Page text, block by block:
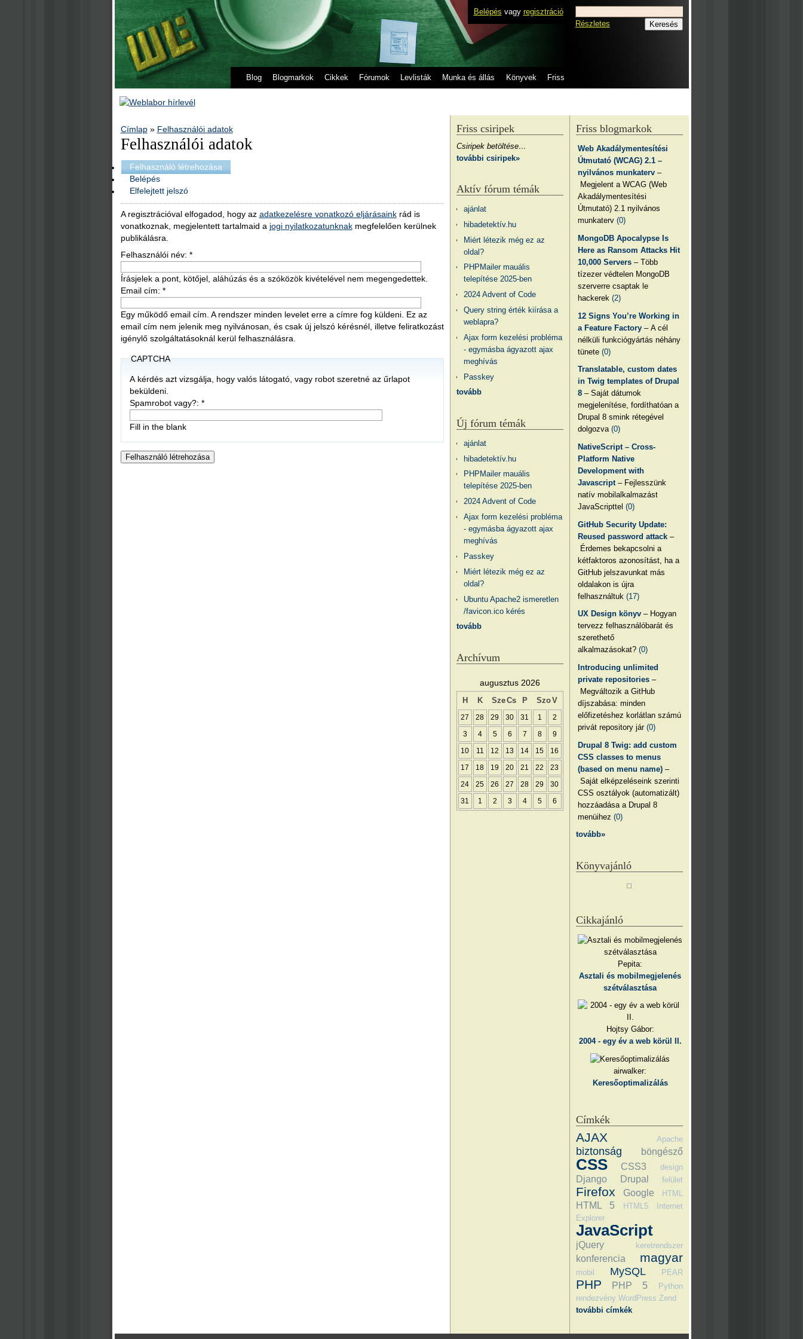
Belépés vagy regisztráció
Blog Blogmarkok Cikkek Fórumok Levlisták Munka és állás Könyvek Friss
Részletes
Címlap» Felhasználói adatok
Felhasználói adatok
Felhasználó létrehozása
Belépés
Elfelejtett jelszó
A regisztrációval elfogadod, hogy az adatkezelésre vonatkozó eljárásainkrád is
vonatkoznak, megjelentett tartalmaid a jogi nyilatkozatunknakmegfelelően kerülnek
publikálásra.
Felhasználói név: *
Írásjelek a pont, kötőjel, aláhúzás és a szóközök kivételével nem megengedettek.
Email cím: *
Egy működő email cím. A rendszer minden levelet erre a címre fog küldeni. Ez az
email cím nem jelenik meg nyilvánosan, és csak új jelszó kérésnél, illetve feliratkozást
igénylő szolgáltatásoknál kerül felhasználásra.
CAPTCHA
A kérdés azt vizsgálja, hogy valós látogató, vagy robot szeretné az űrlapot
beküldeni.
Spamrobot vagy?: *
Fill in the blank
Friss blogmarkok
Web Akadálymentesítési
Útmutató (WCAG) 2.1 –
nyilvános munkaterv –
Megjelent a WCAG (Web
Akadálymentesítési
Útmutató) 2.1 nyilvános
munkaterv(0)
MongoDB Apocalypse Is
Here as Ransom Attacks Hit
10,000 Servers – Több
tízezer védtelen MongoDB
szerverre csaptak le
hackerek(2)
12 Signs You’re Working in
a Feature Factory – A cél
nélküli funkciógyártás néhány
tünete(0)
Translatable, custom dates
in Twig templates of Drupal
8 – Saját dátumok
megjelenítése, fordíthatóan a
Drupal 8 smink rétegével
dolgozva(0)
NativeScript – Cross-
Platform Native
Development with
Javascript – Fejlesszünk
natív mobilalkalmazást
JavaScripttel(0)
GitHub Security Update:
Reused password attack –
Érdemes bekapcsolni a
kétfaktoros azonosítást, ha a
GitHub jelszavunkat más
oldalakon is újra
felhasználtuk(17)
UX Design könyv – Hogyan
tervezz felhasználóbarát és
szerethető
alkalmazásokat?(0)
Introducing unlimited
private repositories –
Megváltozik a GitHub
díjszabása: minden
előfizetéshez korlátlan számú
privát repository jár(0)
Drupal 8 Twig: add custom
CSS classes to menus
(based on menu name) –
Saját elképzeléseink szerinti
CSS osztályok (automatizált)
hozzáadása a Drupal 8
menüihez(0)
tovább»
Könyvajánló
Cikkajánló
Pepita:
Asztali és mobilmegjelenés
szétválasztása
Hojtsy Gábor:
2004 - egy év a web körül II.
airwalker:
Keresőoptimalizálás
Címkék
AJAX Apache
biztonság böngésző
CSS CSS3 design
Django Drupal felület
Firefox Google HTML
HTML 5 HTML5
Internet
Explorer
JavaScript
jQuery keretrendszer
konferencia magyar
mobil MySQL PEAR
PHP PHP 5
Python
rendezvény WordPress Zend
további címkék
Friss csiripek
Csiripek betöltése…
további csiripek»
Aktív fórum témák
ajánlat
hibadetektív.hu
Miért létezik még ez az
oldal?
PHPMailer mauális
telepítése 2025-ben
2024 Advent of Code
Query string érték kiírása a
weblapra?
Ajax form kezelési probléma
- egymásba ágyazott ajax
meghívás
Passkey
tovább
Új fórum témák
ajánlat
hibadetektív.hu
PHPMailer mauális
telepítése 2025-ben
2024 Advent of Code
Ajax form kezelési probléma
- egymásba ágyazott ajax
meghívás
Passkey
Miért létezik még ez az
oldal?
Ubuntu Apache2 ismeretlen
/favicon.ico kérés
tovább
Archívum
augusztus 2026
H K SzeCs P SzoV
27 28 29 30 31 1 2
3 4 5 6 7 8 9
10 11 12 13 14 15 16
17 18 19 20 21 22 23
24 25 26 27 28 29 30
31 1 2 3 4 5 6